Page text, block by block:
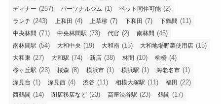
ディナー (257) パーソナルジム (1) ペット同伴可能 (2)
ランチ (243) 上和田 (4) 上草柳 (7) 下和田 (7) 下鶴間 (11)
中央林間 (71) 中央林間駅 (73) 代官 (2) 南林間 (45)
南林間駅 (54) 大和中央 (19) 大和南 (15) 大和地場野菜使用店 (15)
大和東 (27) 大和駅 (74) 新店 (38) 林間 (10) 柳橋 (4)
桜ヶ丘駅 (23) 桜森 (8) 横浜市 (1) 横浜駅 (1) 海老名市 (1)
深見台 (1) 深見西 (4) 渋谷 (11) 相模大塚駅 (11) 福田 (22)
西鶴間 (14) 閉店移店など (23) 高座渋谷駅 (23) 鶴間 (17)